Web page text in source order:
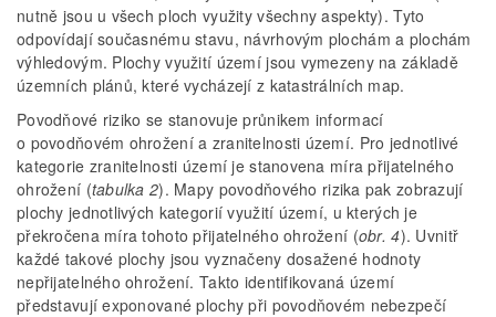
nutně jsou u všech ploch využity všechny aspekty). Tyto
odpovídají současnému stavu, návrhovým plochám a plochám
výhledovým. Plochy využití území jsou vymezeny na základě
územních plánů, které vycházejí z katastrálních map.
Povodňové riziko se stanovuje průnikem informací
o povodňovém ohrožení a zranitelnosti území. Pro jednotlivé
kategorie zranitelnosti území je stanovena míra přijatelného
ohrožení (tabulka 2). Mapy povodňového rizika pak zobrazují
plochy jednotlivých kategorií využití území, u kterých je
překročena míra tohoto přijatelného ohrožení (obr. 4). Uvnitř
každé takové plochy jsou vyznačeny dosažené hodnoty
nepřijatelného ohrožení. Takto identifikovaná území
představují exponované plochy při povodňovém nebezpečí